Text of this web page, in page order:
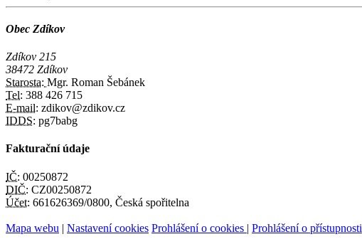
Obec Zdíkov
Zdíkov 215
38472 Zdíkov
Starosta: Mgr. Roman Šebánek
Tel: 388 426 715
E-mail: zdikov@zdikov.cz
IDDS: pg7babg
Fakturační údaje
IČ: 00250872
DIČ: CZ00250872
Účet: 661626369/0800, Česká spořitelna
Mapa webu | Nastavení cookies Prohlášení o cookies | Prohlášení o přístupnosti